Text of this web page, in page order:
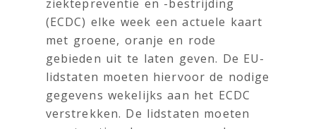
ziektepreventie en -bestrijding
(ECDC) elke week een actuele kaart
met groene, oranje en rode
gebieden uit te laten geven. De EU-
lidstaten moeten hiervoor de nodige
gegevens wekelijks aan het ECDC
verstrekken. De lidstaten moeten